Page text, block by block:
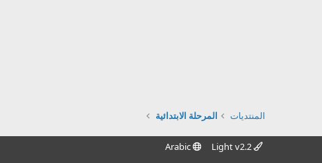
المنتديات المرحلة الابتدائية
Arabic